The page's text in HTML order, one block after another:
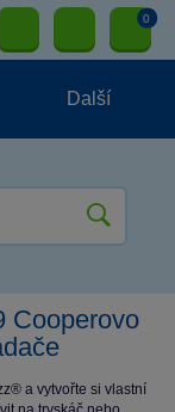
0
Další
Cooperovo
a vytvořte si vlastní